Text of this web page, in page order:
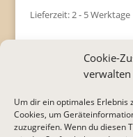
Cookie-
verwalten
Um dir ein optimales Erlebnis
Cookies, um
zuzugreifen. Wenn du diesen
Lieferzeit:2 - 5 Werktage
1
* Alle Preise inkl.